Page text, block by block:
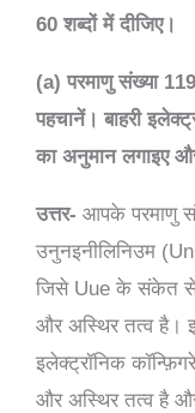
60 शब्दों में दीजिए।
(a) परमाणु संख्या
पहचानें। बाहरी
का अनुमान लगाइए
उत्तर- आपके परमाणु
उनुनइनीलिनिउम
जिसे Uue के संकेत से
और अस्थिर तत्व है।
इलेक्ट्रॉनिक
और अस्थिर तत्व है और